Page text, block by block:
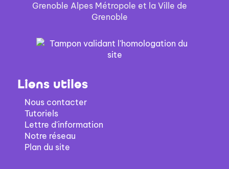
Grenoble Alpes Métropole et la Ville de
Grenoble
Liens utiles
Nous contacter
Tutoriels
Lettre d'information
Notre réseau
Plan du site